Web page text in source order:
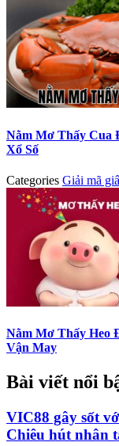
Nằm Mơ Thấy Cua
Xổ Số
Categories Giải mã
Nằm Mơ Thấy Heo
Vận May
Bài viết nổi
VIC88 gây sốt
Chiêu hút nhân